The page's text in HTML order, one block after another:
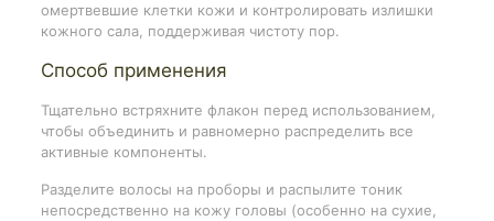
омертвевшие клетки кожи и контролировать излишки
кожного сала, поддерживая чистоту пор.
Способ применения
Тщательно встряхните флакон перед использованием,
чтобы объединить и равномерно распределить все
активные компоненты.
Разделите волосы на проборы и распылите тоник
непосредственно на кожу головы (особенно на сухие,